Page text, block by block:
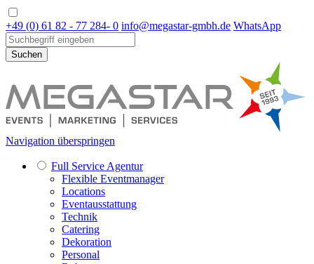
+49 (0) 61 82 - 77 284- 0 info@megastar-gmbh.de WhatsApp
Suchen
Navigation überspringen
Full Service Agentur
Flexible Eventmanager
Locations
Eventausstattung
Technik
Catering
Dekoration
Personal